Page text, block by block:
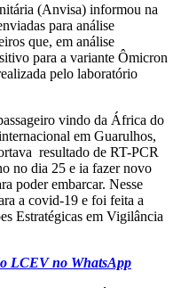
(Anvisa) informou na
para análise
que, em análise
para a variante Ômicron
pelo laboratório
vindo da África do
em Guarulhos,
resultado de RT-PCR
no dia 25 e ia fazer novo
poder embarcar. Nesse
a covid-19 e foi feita a
Estratégicas em Vigilância
LCEV no WhatsApp